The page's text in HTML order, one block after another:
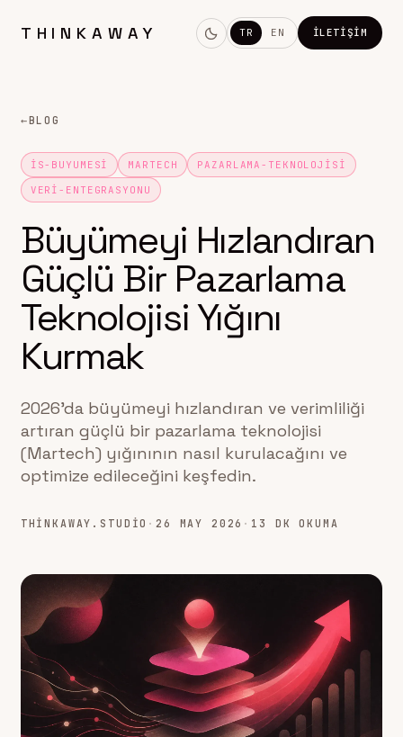
THINKAWAY TR EN İLETIŞIM
←BLOG
IS-BUYUMESI MARTECH
PAZARLAMA-TEKNOLOJISI
VERI-ENTEGRASYONU
Büyümeyi Hızlandıran
Güçlü Bir Pazarlama
Teknolojisi Yığını
Kurmak
2026'da büyümeyi hızlandıran ve verimliliği
artıran güçlü bir pazarlama teknolojisi
(Martech) yığınının nasıl kurulacağını ve
optimize edileceğini keşfedin.
THINKAWAY.STUDIO ·26 MAY 2026 · 13 DK OKUMA